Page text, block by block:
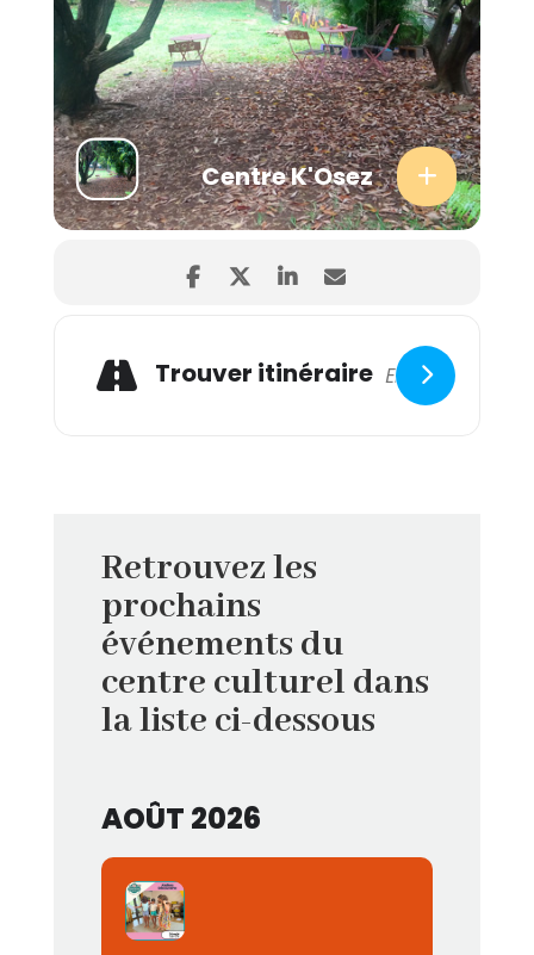
Centre K'Osez
Trouver itinéraire
Retrouvez les
prochains
événements du
centre culturel dans
la liste ci-dessous
AOÛT 2026